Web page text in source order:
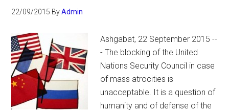
22/09/2015 ByAdmin
Ashgabat, 22 September 2015 --
- The blocking of the United
Nations Security Council in case
of mass atrocities is
unacceptable. It is a question of
humanity and of defense of the